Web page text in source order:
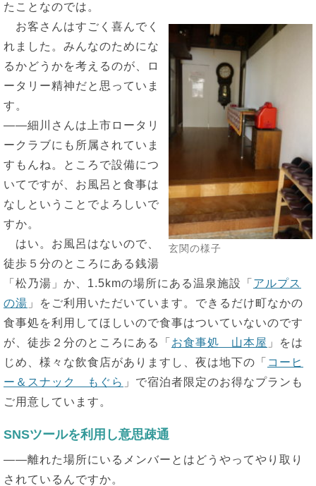
たことなのでは。
玄関の様子
お客さんはすごく喜んでく
れました。みんなのためにな
るかどうかを考えるのが、ロ
ータリー精神だと思っていま
す。
――細川さんは上市ロータリ
ークラブにも所属されていま
すもんね。ところで設備につ
いてですが、お風呂と食事は
なしということでよろしいで
すか。
はい。お風呂はないので、
徒歩５分のところにある銭湯
「松乃湯」か、1.5kmの場所にある温泉施設「 アルプス
の湯 」をご利用いただいています。できるだけ町なかの
食事処を利用してほしいので食事はついていないのです
が、徒歩２分のところにある「 お食事処 山本屋 」をは
じめ、様々な飲食店がありますし、夜は地下の「 コーヒ
ー＆スナック もぐら 」で宿泊者限定のお得なプランも
ご用意しています。
SNSツールを利用し意思疎通
――離れた場所にいるメンバーとはどうやってやり取り
されているんですか。